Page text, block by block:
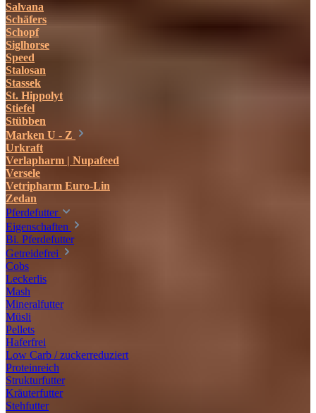
Salvana
Schäfers
Schopf
Siglhorse
Speed
Stalosan
Stassek
St. Hippolyt
Stiefel
Stübben
Marken U - Z
Urkraft
Verlapharm | Nupafeed
Versele
Vetripharm Euro-Lin
Zedan
Pferdefutter
Eigenschaften
Bi. Pferdefutter
Getreidefrei
Cobs
Leckerlis
Mash
Mineralfutter
Müsli
Pellets
Haferfrei
Low Carb / zuckerreduziert
Proteinreich
Strukturfutter
Kräuterfutter
Stehfutter